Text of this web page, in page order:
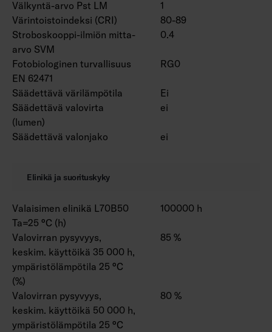
Välkyntä-arvo Pst LM
1
Värintoistoindeksi (CRI)
80-89
Stroboskooppi-ilmiön mitta-
arvo SVM
0.4
Fotobiologinen turvallisuus
EN 62471
RG0
Säädettävä värilämpötila
Ei
Säädettävä valovirta
(lumen)
ei
Säädettävä valonjako ei
Elinikä ja suorituskyky
Valaisimen elinikä L70B50
Ta=25 °C (h)
100000 h
Valovirran pysyvyys,
keskim. käyttöikä 35 000 h,
ympäristölämpötila 25 °C
(%)
85 %
Valovirran pysyvyys,
keskim. käyttöikä 50 000 h,
ympäristölämpötila 25 °C
80 %